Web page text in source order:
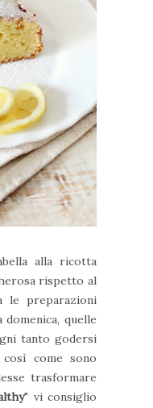
alla ricotta
rispetto al
le preparazioni
quelle
tanto godersi
come sono
trasformare
" vi consiglio